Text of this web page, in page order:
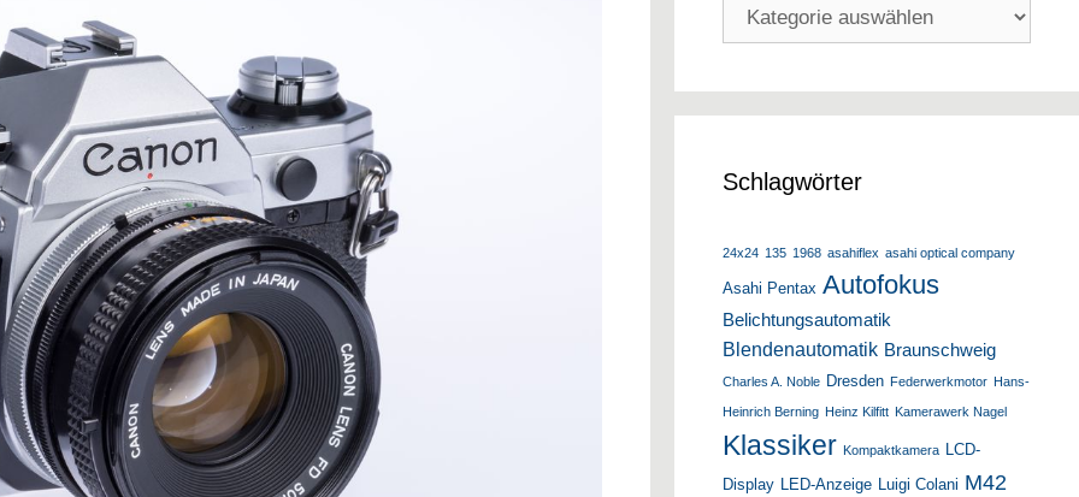
Kategorien
Schlagwörter
24x24 135 1968 asahiflex asahi optical company
Asahi Pentax Autofokus
Belichtungsautomatik
Blendenautomatik Braunschweig
Charles A. Noble Dresden Federwerkmotor Hans-
Heinrich Berning Heinz Kilfitt Kamerawerk Nagel
Klassiker Kompaktkamera LCD-
Display LED-Anzeige Luigi Colani M42